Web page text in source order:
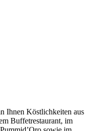
Ihnen Köstlichkeiten aus
Buffetrestaurant, im